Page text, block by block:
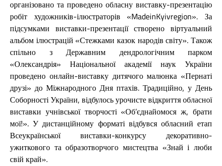
організовано та проведено обласну виставку-презентацію
робіт художників-ілюстраторів «MadeinKyivregion». За
підсумками виставки-презентації створено віртуальний
альбом ілюстрацій «Стежками казок народів світу». Також
спільно з Державним дендрологічним парком
«Олександрія» Національної академії наук України
проведено онлайн-виставку дитячого малюнка «Пернаті
друзі» до Міжнародного Дня птахів. Традиційно, у День
Соборності України, відбулось урочисте відкриття обласної
виставки учнівської творчості «Об’єднайомося ж, брати
мої!». У дистанційному форматі відбувся обласний етап
Всеукраїнської виставки-конкурсу декоративно-
ужиткового та образотворчого мистецтва «Знай і люби
свій край».